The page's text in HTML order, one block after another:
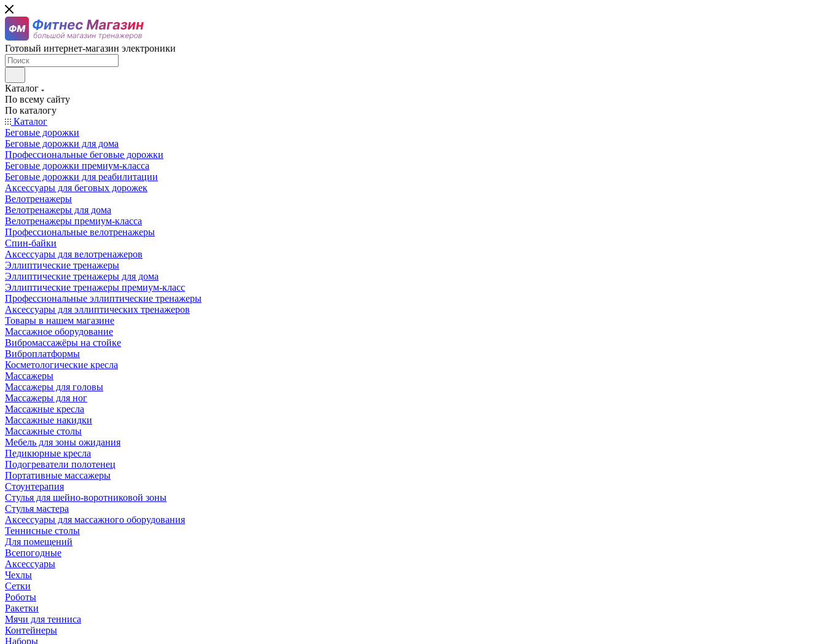
Готовый интернет-магазин электроники
Каталог
По всему сайту
По каталогу
Каталог
Беговые дорожки
Беговые дорожки для дома
Профессиональные беговые дорожки
Беговые дорожки премиум-класса
Беговые дорожки для реабилитации
Аксессуары для беговых дорожек
Велотренажеры
Велотренажеры для дома
Велотренажеры премиум-класса
Профессиональные велотренажеры
Спин-байки
Аксессуары для велотренажеров
Эллиптические тренажеры
Эллиптические тренажеры для дома
Эллиптические тренажеры премиум-класс
Профессиональные эллиптические тренажеры
Аксессуары для эллиптических тренажеров
Товары в нашем магазине
Массажное оборудование
Вибромассажёры на стойке
Виброплатформы
Косметологические кресла
Массажеры
Массажеры для головы
Массажеры для ног
Массажные кресла
Массажные накидки
Массажные столы
Мебель для зоны ожидания
Педикюрные кресла
Подогреватели полотенец
Портативные массажеры
Стоунтерапия
Стулья для шейно-воротниковой зоны
Стулья мастера
Аксессуары для массажного оборудования
Теннисные столы
Для помещений
Всепогодные
Аксессуары
Чехлы
Сетки
Роботы
Ракетки
Мячи для тенниса
Контейнеры
Наборы